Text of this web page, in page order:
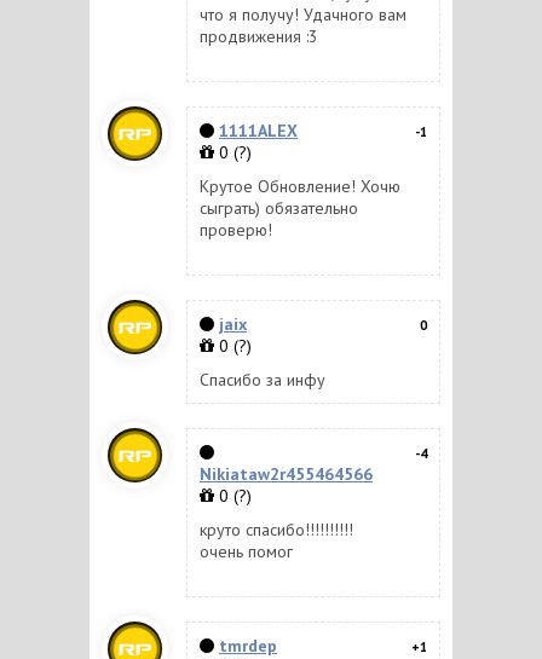
что я получу! Удачного вам
продвижения :3
1111ALEX
0 (?)
-1
Крутое Обновление! Хочю
сыграть) обязательно
проверю!
jaix
0 (?)
0
Спасибо за инфу
Nikiataw2r455464566
0 (?)
-4
круто спасибо!!!!!!!!!!
очень помог
tmrdep
+1